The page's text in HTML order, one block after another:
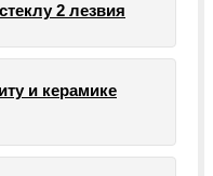
2 лезвия
и керамике